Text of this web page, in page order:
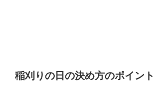
稲刈りの日の決め方のポイント